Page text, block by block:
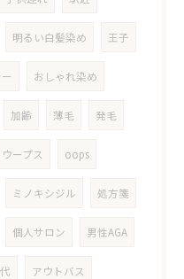
明るい白髪染め 王子
おしゃれ染め
加齢 薄毛 発毛
ウープス oops
ミノキシジル 処方箋
個人サロン 男性AGA
アウトバス